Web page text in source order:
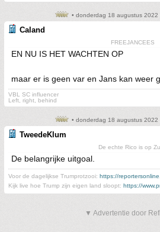
• donderdag 18 augustus 2022
Caland
FREEJANCEES
EN NU IS HET WACHTEN OP
maar er is geen var en Jans kan weer
VBL SC influencer
Left, right, behind
• donderdag 18 augustus 2022
TweedeKlum
De echte Rico is op
De belangrijke uitgoal.
Voor de dagelijkse Trumprotzooi: https://
Kijk live hoe Trump zijn eigen land sloopt: https://
▼ Advertentie door